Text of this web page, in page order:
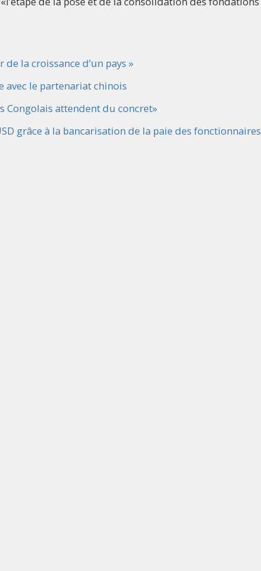
la croissance d’un pays »
avec le partenariat chinois
Congolais attendent du concret»
grâce à la bancarisation de la paie des fonctionnaires